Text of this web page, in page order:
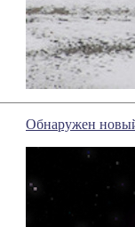
Обнаружен